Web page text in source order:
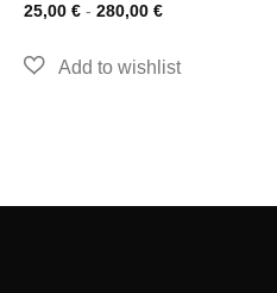
25,00 € - 280,00 €